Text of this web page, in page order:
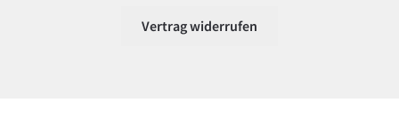
Vertrag widerrufen